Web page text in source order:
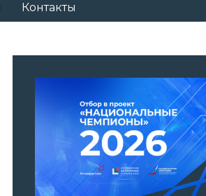
Контакты